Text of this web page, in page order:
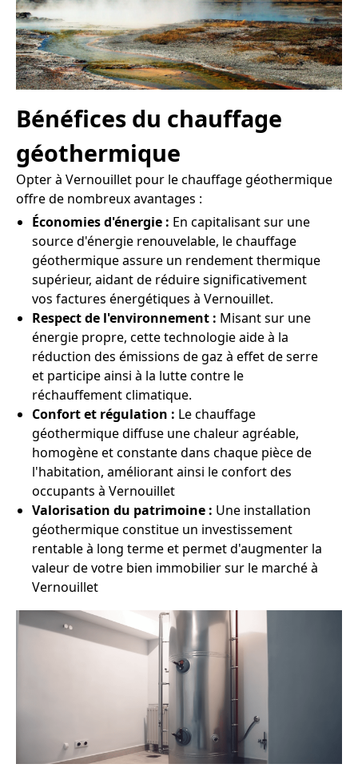
Bénéfices du chauffage
géothermique
Opter à Vernouillet pour le chauffage géothermique
offre de nombreux avantages :
Économies d'énergie : En capitalisant sur une
source d'énergie renouvelable, le chauffage
géothermique assure un rendement thermique
supérieur, aidant de réduire significativement
vos factures énergétiques à Vernouillet.
Respect de l'environnement : Misant sur une
énergie propre, cette technologie aide à la
réduction des émissions de gaz à effet de serre
et participe ainsi à la lutte contre le
réchauffement climatique.
Confort et régulation : Le chauffage
géothermique diffuse une chaleur agréable,
homogène et constante dans chaque pièce de
l'habitation, améliorant ainsi le confort des
occupants à Vernouillet
Valorisation du patrimoine : Une installation
géothermique constitue un investissement
rentable à long terme et permet d'augmenter la
valeur de votre bien immobilier sur le marché à
Vernouillet